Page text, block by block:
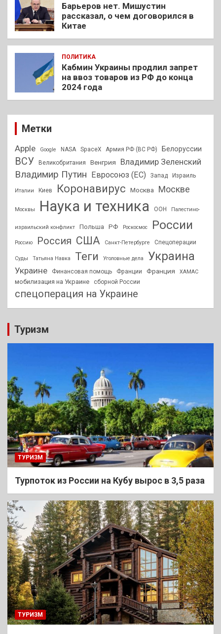
Барьеров нет. Мишустин
рассказал, о чем договорился в
Китае
ПОЛИТИКА
Кабмин Украины продлил запрет
на ввоз товаров из РФ до конца
2024 года
Метки
Apple Google NASA SpaceX Армия РФ (ВС РФ) Белоруссии
ВСУ Великобритания Венгрия Владимир Зеленский
Владимир Путин Евросоюз (ЕС) Запад Израиль
Италии Киев Коронавирус Москва Москве
Москвы Наука и техника ООН Палестино-
израильский конфликт Польша РФ Роскосмос России
Россию Россия США Санкт-Петербурге Спецоперации
Суды Татьяна Навка Теги Уголовные дела Украина
Украине Финансовая помощь Франции Франция ХАМАС
мобилизация на Украине сборной России
спецоперация на Украине
Туризм
ТУРИЗМ
Турпоток из России на Кубу вырос в 3,5 раза
ТУРИЗМ